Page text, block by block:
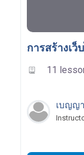
การสร้างเว็
11
เบญญ